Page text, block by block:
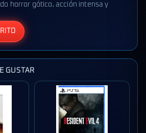
horror gótico, acción intensa y
GUSTAR